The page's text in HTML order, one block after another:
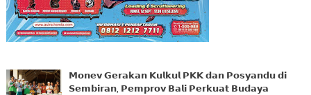
𝗠𝗼𝗻𝗲𝘃 𝗚𝗲𝗿𝗮𝗸𝗮𝗻 𝗞𝘂𝗹𝗸𝘂𝗹 𝗣𝗞𝗞 𝗱𝗮𝗻 𝗣𝗼𝘀𝘆𝗮𝗻𝗱𝘂 𝗱𝗶
𝗦𝗲𝗺𝗯𝗶𝗿𝗮𝗻, 𝗣𝗲𝗺𝗽𝗿𝗼𝘃 𝗕𝗮𝗹𝗶 𝗣𝗲𝗿𝗸𝘂𝗮𝘁 𝗕𝘂𝗱𝗮𝘆𝗮